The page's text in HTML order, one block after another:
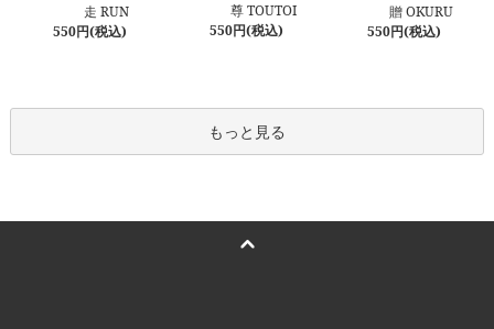
走 RUN
550円(税込)
尊 TOUTOI
550円(税込)
贈 OKURU
550円(税込)
もっと見る